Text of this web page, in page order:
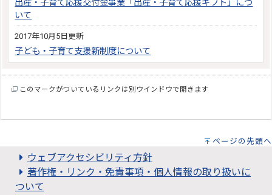
出産・子育て応援交付金事業「出産・子育て応援ギフト」につ
いて
2017年10月5日更新
子ども・子育て支援新制度について
このマークがついているリンクは別ウインドウで開きます
ページの先頭へ
ウェブアクセシビリティ方針
著作権・リンク・免責事項・個人情報の取り扱いに
ついて